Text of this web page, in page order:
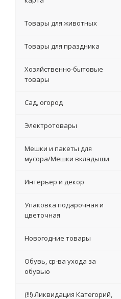
Товары для животных
Товары для праздника
Хозяйственно-бытовые
товары
Сад, огород
Электротовары
Мешки и пакеты для
мусора/Мешки вкладыши
Интерьер и декор
Упаковка подарочная и
цветочная
Новогодние товары
Обувь, ср-ва ухода за
обувью
(!!!) Ликвидация Категорий,